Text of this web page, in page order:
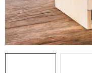
Reklamace a vrácení
Dřeviny a certifikáty